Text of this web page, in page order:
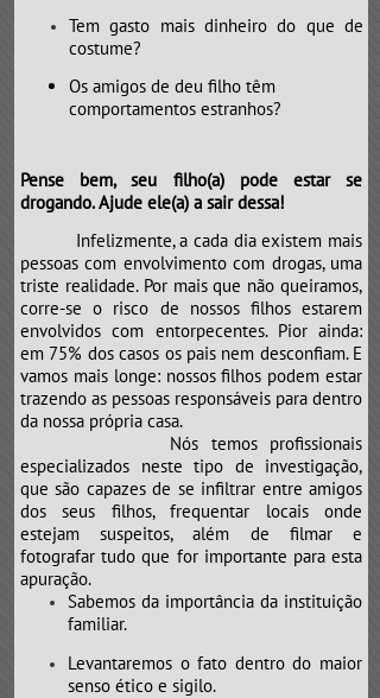
Tem gasto mais dinheiro do que de
costume?
Os amigos de deu filho têm
comportamentos estranhos?
Pense bem, seu filho(a) pode estar se
drogando. Ajude ele(a) a sair dessa!
​​​​​​​Infelizmente, a cada dia existem mais
pessoas com envolvimento com drogas, uma
triste realidade. Por mais que não queiramos,
corre-se o risco de nossos filhos estarem
envolvidos com entorpecentes. Pior ainda:
em 75% dos casos os pais nem desconfiam. E
vamos mais longe: nossos filhos podem estar
trazendo as pessoas responsáveis para dentro
da nossa própria casa.
Nós temos profissionais
especializados neste tipo de investigação,
que são capazes de se infiltrar entre amigos
dos seus filhos, frequentar locais onde
estejam suspeitos, além de filmar e
fotografar tudo que for importante para esta
apuração.
Sabemos da importância da instituição
familiar.
Levantaremos o fato dentro do maior
senso ético e sigilo.